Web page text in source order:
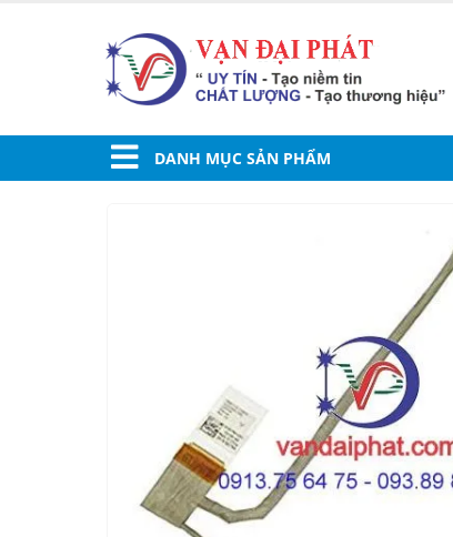
DANH MỤC SẢN PHẨM